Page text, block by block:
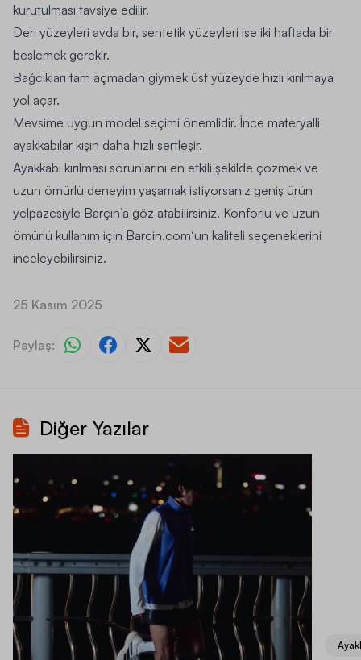
kurutulması tavsiye edilir.
Deri yüzeyleri ayda bir, sentetik yüzeyleri ise iki haftada bir
beslemek gerekir.
Bağcıkları tam açmadan giymek üst yüzeyde hızlı kırılmaya
yol açar.
Mevsime uygun model seçimi önemlidir. İnce materyalli
ayakkabılar kışın daha hızlı sertleşir.
Ayakkabı kırılması sorunlarını en etkili şekilde çözmek ve
uzun ömürlü deneyim yaşamak istiyorsanız geniş ürün
yelpazesiyle Barçın’a göz atabilirsiniz. Konforlu ve uzun
ömürlü kullanım için Barcin.com‘un kaliteli seçeneklerini
inceleyebilirsiniz.
25 Kasım 2025
Paylaş:
Diğer Yazılar